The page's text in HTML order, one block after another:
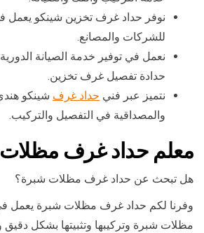
نوفر حداد غرف تخزين شينكو
للشركات والمصانع.
نعمل في توفير خدمة الصيانة
حدادة تفصيل غرف تخزين.
نتميز عبر فني حداد غرف شينكو
والمصداقية في التفصيل والتركيب.
معلم حداد غرف
هل تبحث عن حداد غرف مظلات شبرة؟
وفرنا لكم حداد غرف مظلات شبرة يعمل
مظلات شبرة وتركيبها وتثبيتها بشكل